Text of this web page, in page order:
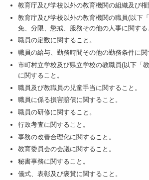
教育庁及び学校以外の教育機関の組織及び権
教育庁及び学校以外の教育機関の職員(以下
免、分限、懲戒、服務その他の人事に関する
職員の定数に関すること。
職員の給与、勤務時間その他の勤務条件に関
市町村立学校及び県立学校の教職員(以下「
に関すること。
職員及び教職員の児童手当に関すること。
職員に係る損害賠償に関すること。
職員の研修に関すること。
行政考査に関すること。
事務の改善合理化に関すること。
教育委員会の会議に関すること。
秘書事務に関すること。
儀式、表彰及び褒賞に関すること。